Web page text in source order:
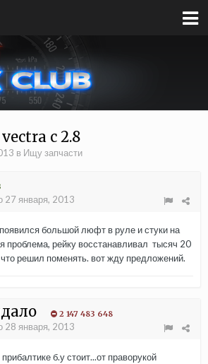
c 2.8
в Ищу запчасти
27 января, 2013
большой люфт в руле и стуки на
проблема, рейку восстанавливал тысяч 20
что решил поменять. вот жду предложений.
2 147 483 648
28 января, 2013
б.у стоит...от праворукой